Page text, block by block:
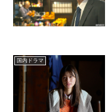
国内ドラマ